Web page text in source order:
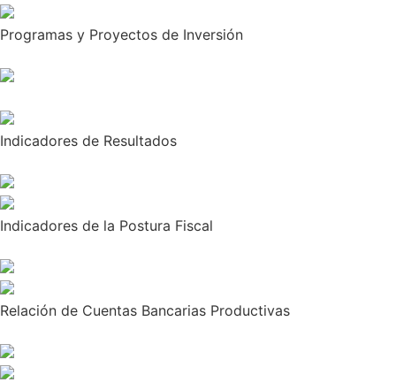
Programas y Proyectos de Inversión
Indicadores de Resultados
Indicadores de la Postura Fiscal
Relación de Cuentas Bancarias Productivas